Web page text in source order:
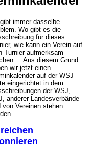
immer dasselbe
Wo gibt es die
für dieses
wie kann ein Verein auf
Turnier aufmerksam
Aus diesem Grund
wir jetzt einen
auf der WSJ
eingerichtet in dem
der WSJ,
anderer Landesverbände
von Vereinen stehen